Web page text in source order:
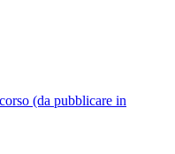
(da pubblicare in